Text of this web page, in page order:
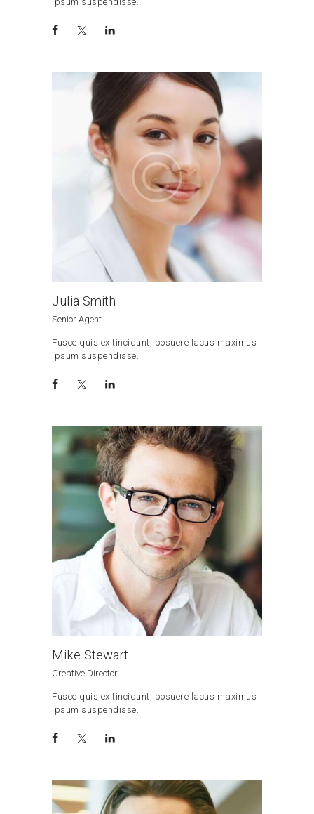
Julia Smith
Senior Agent
Fusce quis ex tincidunt, posuere lacus maximus
ipsum suspendisse.
Mike Stewart
Creative Director
Fusce quis ex tincidunt, posuere lacus maximus
ipsum suspendisse.